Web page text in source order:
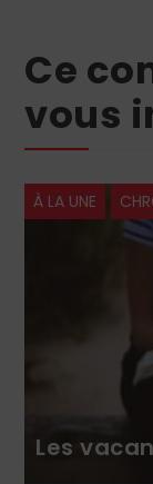
Ce
vous
À LA UNE
Les